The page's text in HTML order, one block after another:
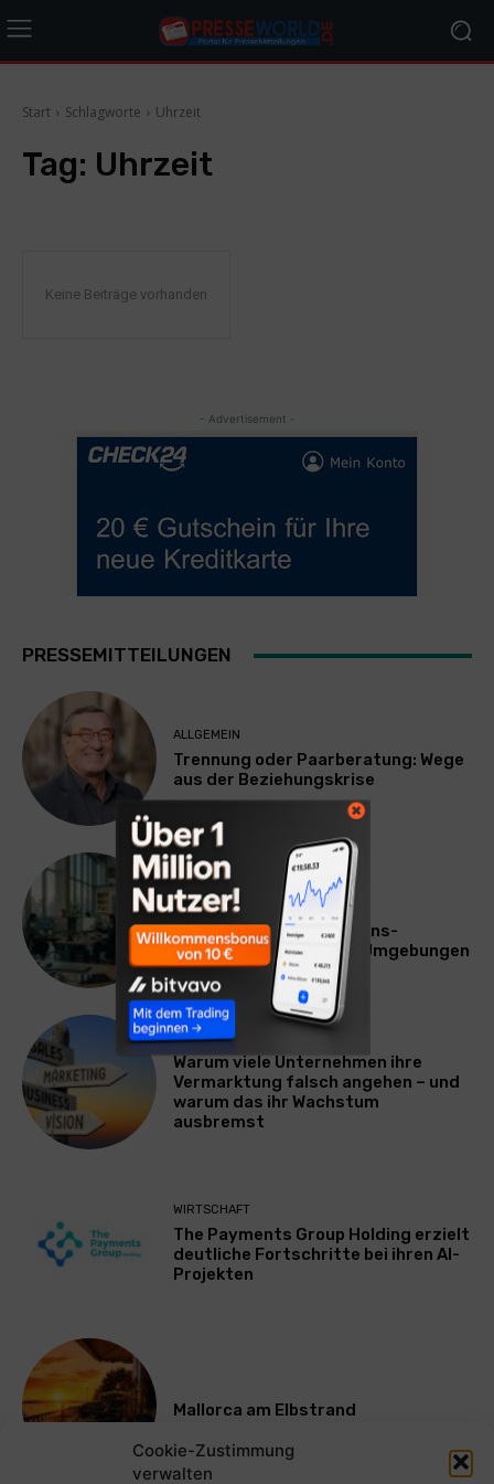
Cookie-Zustimmung
verwalten
Start Schlagworte Uhrzeit
Tag: Uhrzeit
Keine Beiträge vorhanden
- Advertisement -
PRESSEMITTEILUNGEN
ALLGEMEIN
Trennung oder Paarberatung: Wege
aus der Beziehungskrise
TECHNIK
SourcingBlox startet
CentaurNexus: Operations-
Plattform für Zscaler-Umgebungen
WERBUNG & MARKETING
Warum viele Unternehmen ihre
Vermarktung falsch angehen – und
warum das ihr Wachstum
ausbremst
WIRTSCHAFT
The Payments Group Holding erzielt
deutliche Fortschritte bei ihren AI-
Projekten
Mallorca am Elbstrand